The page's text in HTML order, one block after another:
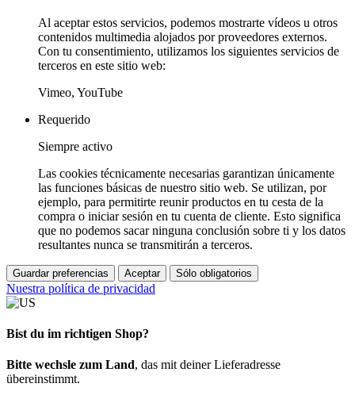
Al aceptar estos servicios, podemos mostrarte vídeos u otros
contenidos multimedia alojados por proveedores externos.
Con tu consentimiento, utilizamos los siguientes servicios de
terceros en este sitio web:
Vimeo, YouTube
Requerido
Siempre activo
Las cookies técnicamente necesarias garantizan únicamente
las funciones básicas de nuestro sitio web. Se utilizan, por
ejemplo, para permitirte reunir productos en tu cesta de la
compra o iniciar sesión en tu cuenta de cliente. Esto significa
que no podemos sacar ninguna conclusión sobre ti y los datos
resultantes nunca se transmitirán a terceros.
Guardar preferencias Aceptar Sólo obligatorios
Nuestra política de privacidad
Bist du im richtigen Shop?
Bitte wechsle zum Land, das mit deiner Lieferadresse
übereinstimmt.